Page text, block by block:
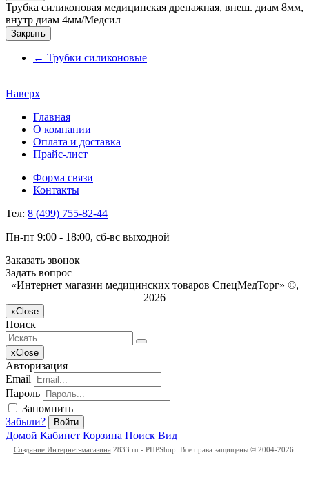
Трубка силиконовая медицинская дренажная, внеш. диам 8мм,
внутр диам 4мм/Медсил
Закрыть
← Трубки силиконовые
Наверх
Главная
О компании
Оплата и доставка
Прайс-лист
Форма связи
Контакты
Тел: 8 (499) 755-82-44
Пн-пт 9:00 - 18:00, сб-вс выходной
Заказать звонок
Задать вопрос
«Интернет магазин медицинских товаров СпецМедТорг» ©,
2026
xClose
Поиск
xClose
Авторизация
Email
Пароль
Запомнить
Забыли?
Войти
Домой Кабинет Корзина Поиск Вид
Создание Интернет-магазина 2833.ru - PHPShop. Все права защищены © 2004-2026.